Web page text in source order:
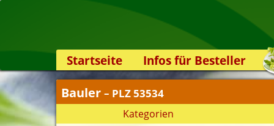
Startseite
Infos für Besteller
Lieferservice-App
Weiterempfehlen
Newsletter
Bauler – PLZ 53534
Kategorien